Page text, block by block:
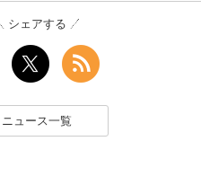
シェアする
ニュース一覧